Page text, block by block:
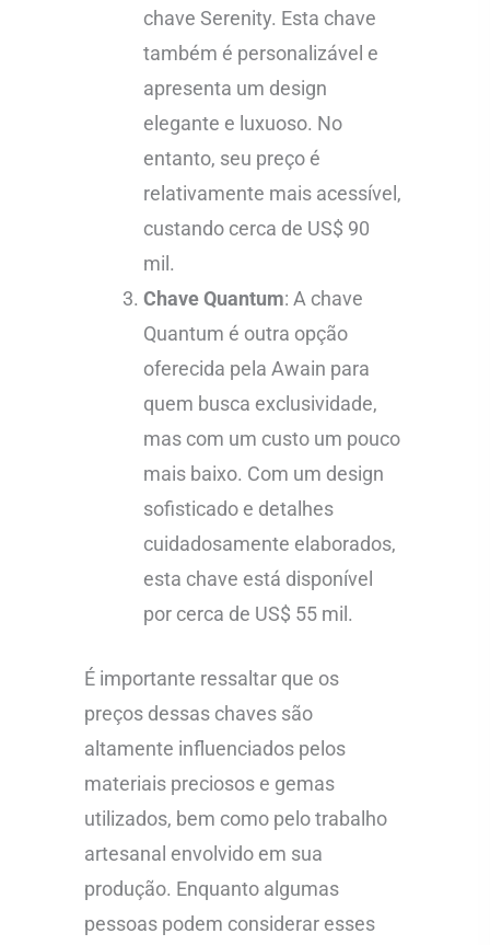
chave Serenity. Esta chave
também é personalizável e
apresenta um design
elegante e luxuoso. No
entanto, seu preço é
relativamente mais acessível,
custando cerca de US$ 90
mil.
Chave Quantum: A chave
Quantum é outra opção
oferecida pela Awain para
quem busca exclusividade,
mas com um custo um pouco
mais baixo. Com um design
sofisticado e detalhes
cuidadosamente elaborados,
esta chave está disponível
por cerca de US$ 55 mil.
É importante ressaltar que os
preços dessas chaves são
altamente influenciados pelos
materiais preciosos e gemas
utilizados, bem como pelo trabalho
artesanal envolvido em sua
produção. Enquanto algumas
pessoas podem considerar esses